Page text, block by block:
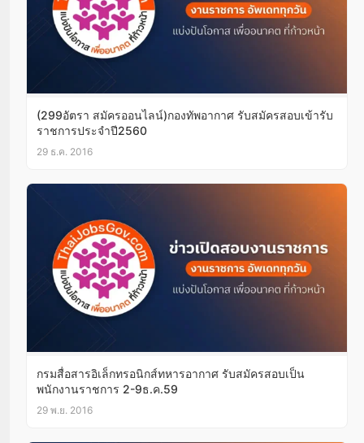
(299อัตรา สมัครออนไลน์)กองทัพอากาศ รับสมัครสอบเข้ารับ
ราชการประจำปี2560
29 ธ.ค. 2016
กรมสื่อสารอิเล็กทรอนิกส์ทหารอากาศ รับสมัครสอบเป็น
พนักงานราชการ 2-9ธ.ค.59
29 พ.ย. 2016